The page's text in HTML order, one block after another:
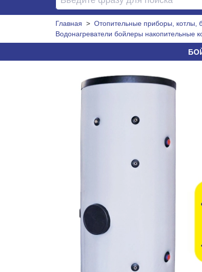
Главная > Отопительные приборы, котлы,
Водонагреватели бойлеры накопительные